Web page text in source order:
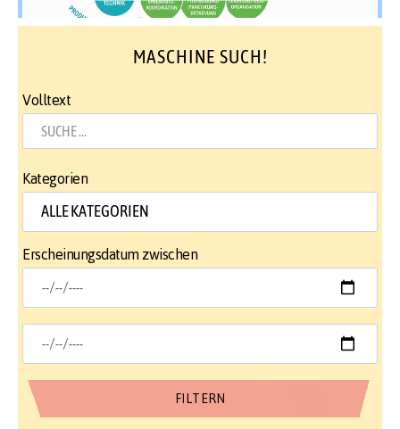
MASCHINE SUCH!
Volltext
Kategorien
Erscheinungsdatum zwischen